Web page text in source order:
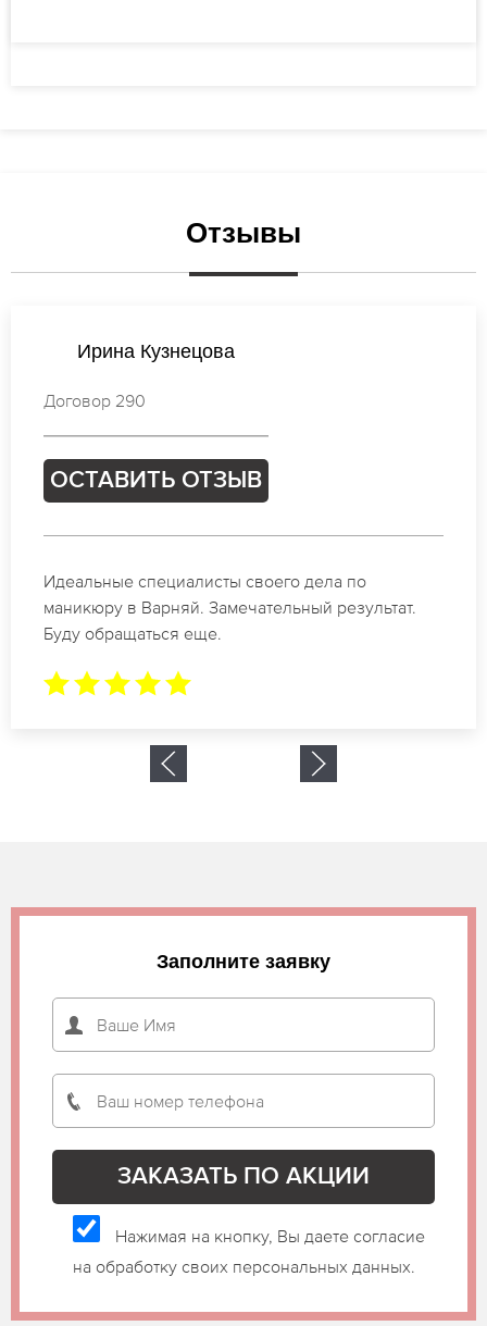
Отзывы
Ирина Попова
Договор 997
ОСТАВИТЬ ОТЗЫВ
Спасибо огромное. Заказывала маникюр на день
рождение в Варняй. За 1.5 часа все было готово.
Заполните заявку
Нажимая на кнопку, Вы даете согласие
на обработку своих персональных данных.